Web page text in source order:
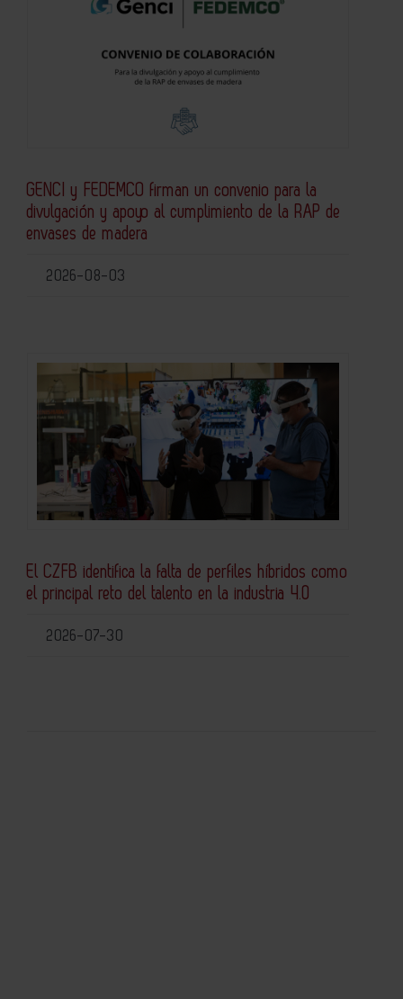
GENCI y FEDEMCO firman un convenio para la
divulgación y apoyo al cumplimiento de la RAP de
envases de madera
2026-08-03
El CZFB identifica la falta de perfiles híbridos como
el principal reto del talento en la industria 4.0
2026-07-30